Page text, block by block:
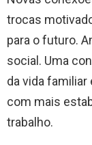
trocas
para o futuro.
social. Uma
da vida
com mais
trabalho.